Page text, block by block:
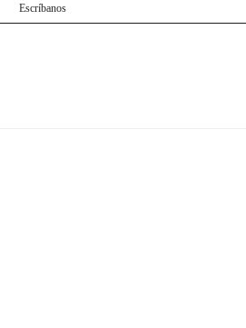
Escríbanos